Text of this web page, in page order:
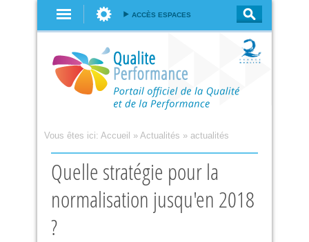
ACCÈS ESPACES
Vous êtes ici: Accueil » Actualités » actualités
Quelle stratégie pour la
normalisation jusqu'en 2018
?